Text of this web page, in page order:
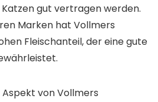
gut vertragen werden.
Marken hat Vollmers
Fleischanteil, der eine gute
von Vollmers